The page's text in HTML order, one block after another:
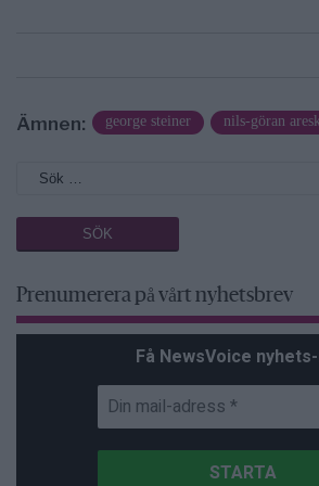
Ämnen: george steiner nils-göran
Prenumerera på vårt nyhetsbrev
Få NewsVoice